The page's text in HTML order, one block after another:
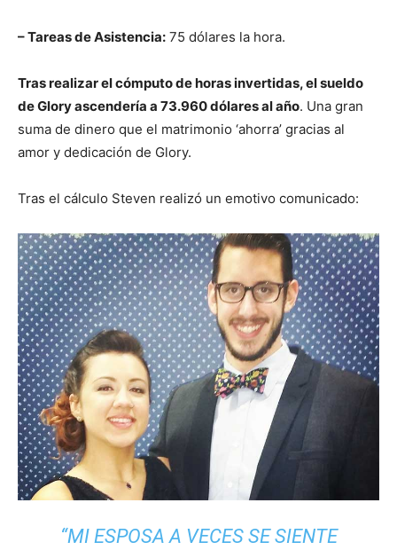
– Tareas de Asistencia: 75 dólares la hora.
Tras realizar el cómputo de horas invertidas, el sueldo
de Glory ascendería a 73.960 dólares al año. Una gran
suma de dinero que el matrimonio ‘ahorra’ gracias al
amor y dedicación de Glory.
Tras el cálculo Steven realizó un emotivo comunicado:
“MI ESPOSA A VECES SE SIENTE